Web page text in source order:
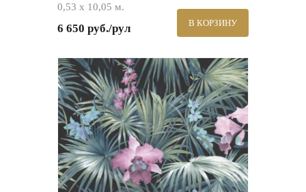
0,53 х 10,05 м.
6 650 руб./рул В КОРЗИНУ